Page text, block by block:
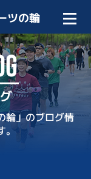
ツの輪
輪」のブログ情
。